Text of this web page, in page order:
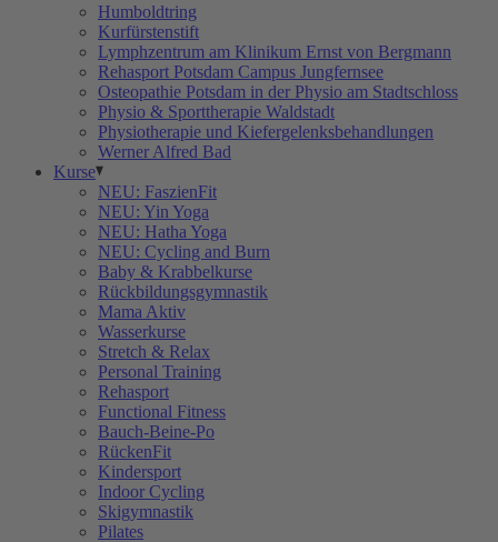
Humboldtring
Kurfürstenstift
Lymphzentrum am Klinikum Ernst von Bergmann
Rehasport Potsdam Campus Jungfernsee
Osteopathie Potsdam in der Physio am Stadtschloss
Physio & Sporttherapie Waldstadt
Physiotherapie und Kiefergelenksbehandlungen
Werner Alfred Bad
Kurse
NEU: FaszienFit
NEU: Yin Yoga
NEU: Hatha Yoga
NEU: Cycling and Burn
Baby & Krabbelkurse
Rückbildungsgymnastik
Mama Aktiv
Wasserkurse
Stretch & Relax
Personal Training
Rehasport
Functional Fitness
Bauch-Beine-Po
RückenFit
Kindersport
Indoor Cycling
Skigymnastik
Pilates